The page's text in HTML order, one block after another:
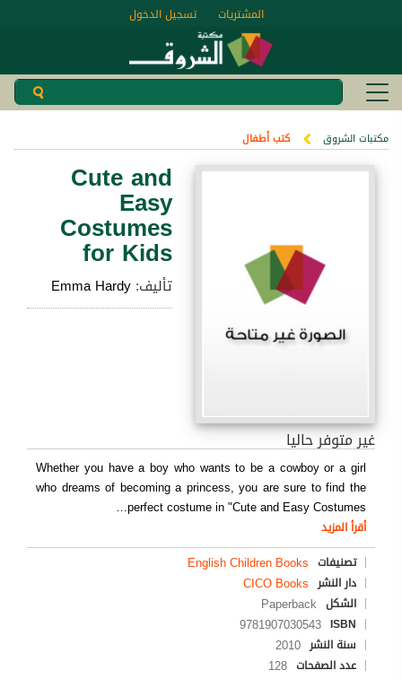
تسجيل الدخول المشتريات
مكتبات الشروق كتب أطفال
Cute and
Easy
Costumes
for Kids
تأليف:Emma Hardy
غير متوفر حاليا
Whether you have a boy who wants to be a cowboy or a girl
who dreams of becoming a princess, you are sure to find the
perfect costume in "Cute and Easy Costumes
…
أقرأ المزيد
تصنيفات English Children Books
دار النشر CICO Books
الشكل Paperback
ISBN
9781907030543
سنة النشر 2010
عدد الصفحات 128